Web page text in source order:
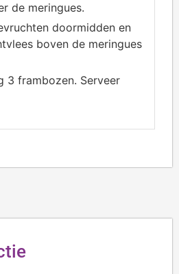
de meringues.
doormidden en
boven de meringues
3 frambozen. Serveer